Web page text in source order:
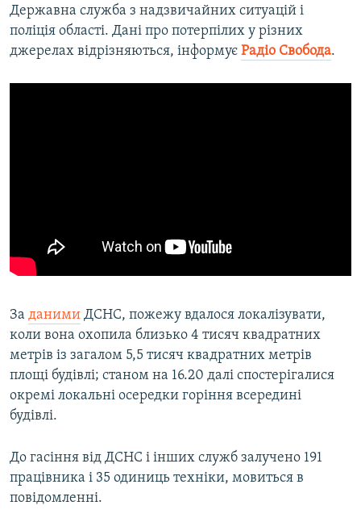
Державна служба з надзвичайних ситуацій і
поліція області. Дані про потерпілих у різних
джерелах відрізняються, інформує Радіо Свобода.
За даними ДСНС, пожежу вдалося локалізувати,
коли вона охопила близько 4 тисяч квадратних
метрів із загалом 5,5 тисяч квадратних метрів
площі будівлі; станом на 16.20 далі спостерігалися
окремі локальні осередки горіння всередині
будівлі.
До гасіння від ДСНС і інших служб залучено 191
працівника і 35 одиниць техніки, мовиться в
повідомленні.